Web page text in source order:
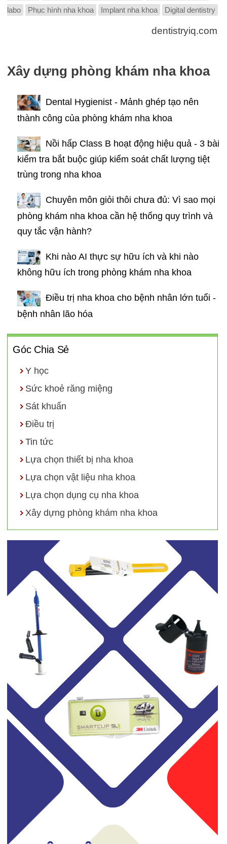
labo
Phục hình nha khoa Implant nha khoa Digital dentistry
dentistryiq.com
Xây dựng phòng khám nha khoa
Dental Hygienist - Mảnh ghép tạo nên
thành công của phòng khám nha khoa
Nồi hấp Class B hoạt động hiệu quả - 3 bài
kiểm tra bắt buộc giúp kiểm soát chất lượng tiệt
trùng trong nha khoa
Chuyên môn giỏi thôi chưa đủ: Vì sao mọi
phòng khám nha khoa cần hệ thống quy trình và
quy tắc vận hành?
Khi nào AI thực sự hữu ích và khi nào
không hữu ích trong phòng khám nha khoa
Điều trị nha khoa cho bệnh nhân lớn tuổi -
bệnh nhân lão hóa
Góc Chia Sẻ
Y học
Sức khoẻ răng miệng
Sát khuẩn
Điều trị
Tin tức
Lựa chọn thiết bị nha khoa
Lựa chọn vật liệu nha khoa
Lựa chọn dụng cụ nha khoa
Xây dựng phòng khám nha khoa